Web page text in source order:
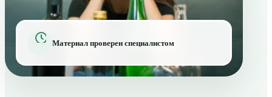
Материал проверен специалистом